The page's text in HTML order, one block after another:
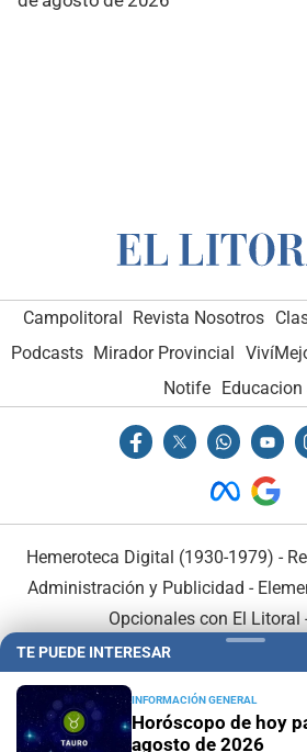
Campolitoral Revista Nosotros
Podcasts Mirador Provincial
Notife
Educacion
Hemeroteca Digital (1930-1979) -
Administración y Publicidad -
Opcionales con El Litoral
TE PUEDE INTERESAR
INFORMACIÓN GENERAL
Horóscopo de hoy
agosto de 2026